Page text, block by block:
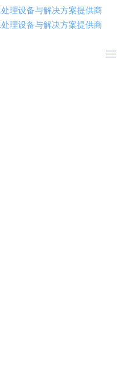
国
，最新垃圾
理工艺
其工艺设置简单、操作方
的几年间成为主要的垃圾
增长，产生大量老龄垃圾
有多种有毒有害物质，可
的大部分渗滤液处理厂在